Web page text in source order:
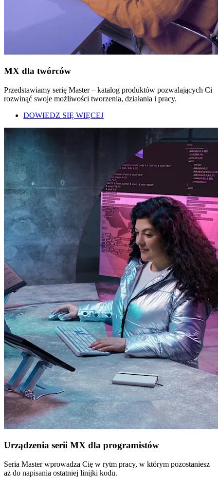
MX dla twórców
Przedstawiamy serię Master – katalog produktów pozwalających Ci
rozwinąć swoje możliwości tworzenia, działania i pracy.
DOWIEDZ SIĘ WIĘCEJ
Urządzenia serii MX dla programistów
Seria Master wprowadza Cię w rytm pracy, w którym pozostaniesz
aż do napisania ostatniej linijki kodu.